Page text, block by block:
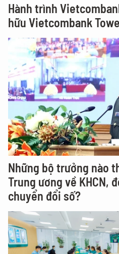
Hành trình
hữu Vietcombank
Những bộ trưởng nào
Trung ương về KHCN,
chuyển đổi số?